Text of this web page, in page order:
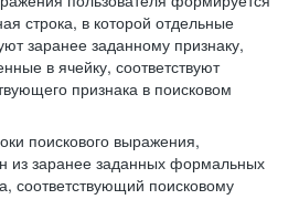
строка, в которой отдельные
заранее заданному признаку,
в ячейку, соответствуют
признака в поисковом
поискового выражения,
из заранее заданных формальных
соответствующий поисковому